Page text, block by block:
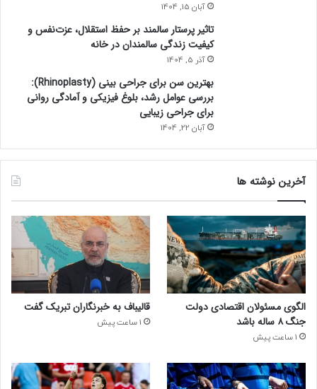
آبان 15, 1404
تاثیر پرستار سالمند بر حفظ استقلال، عزت‌نفس و
کیفیت زندگی سالمندان در خانه
آذر 5, 1404
بهترین سن برای جراحی بینی (Rhinoplasty):
بررسی عوامل رشد، بلوغ فیزیکی و آمادگی روانی
برای جراحی زیبایی
آبان 22, 1404
آخرین نوشته ها
الگوی مسئولان اقتصادی دولت
جنگ ۸ ساله باشد
1 ساعت پیش
قالیباف به خبرنگاران تبریک گفت
1 ساعت پیش